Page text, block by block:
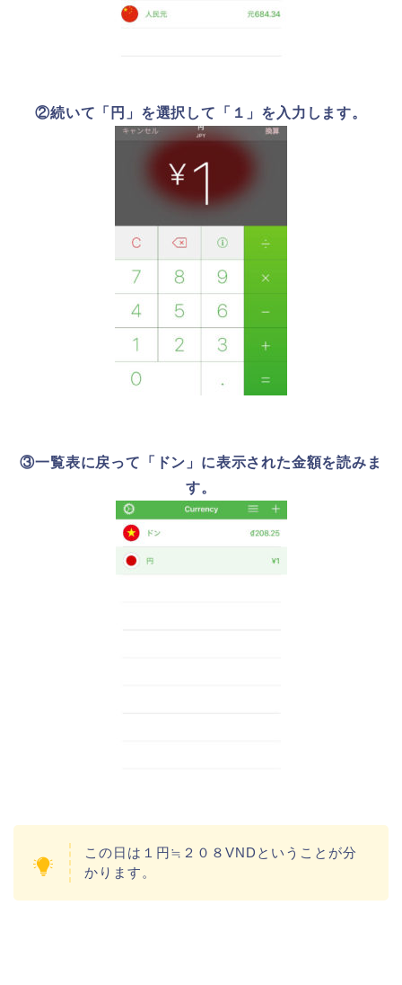
②続いて「円」を選択して「１」を入力します。
③一覧表に戻って「ドン」に表示された金額を読みま
す。
この日は１円≒２０８VNDということが分
かります。